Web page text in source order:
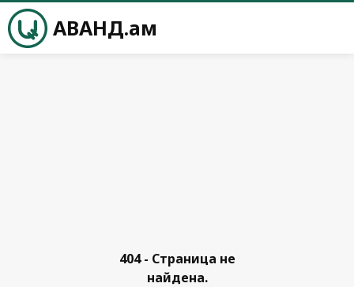
АВАНД.ам
404 - Страница не
найдена.